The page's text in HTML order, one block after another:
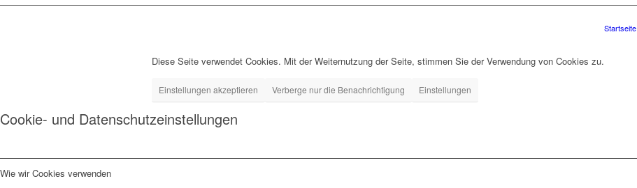
Startseite
Diese Seite verwendet Cookies. Mit der Weiternutzung der Seite, stimmen Sie der Verwendung von Cookies zu.
Einstellungen akzeptieren Verberge nur die Benachrichtigung Einstellungen
Cookie- und Datenschutzeinstellungen
Wie wir Cookies verwenden